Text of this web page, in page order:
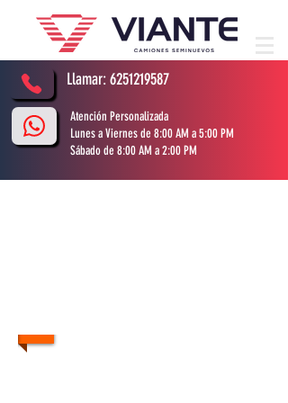
Llamar:6251219587
Atención Personalizada
Lunes a Viernes de 8:00 AM a 5:00 PM
Sábado de 8:00 AM a 2:00 PM